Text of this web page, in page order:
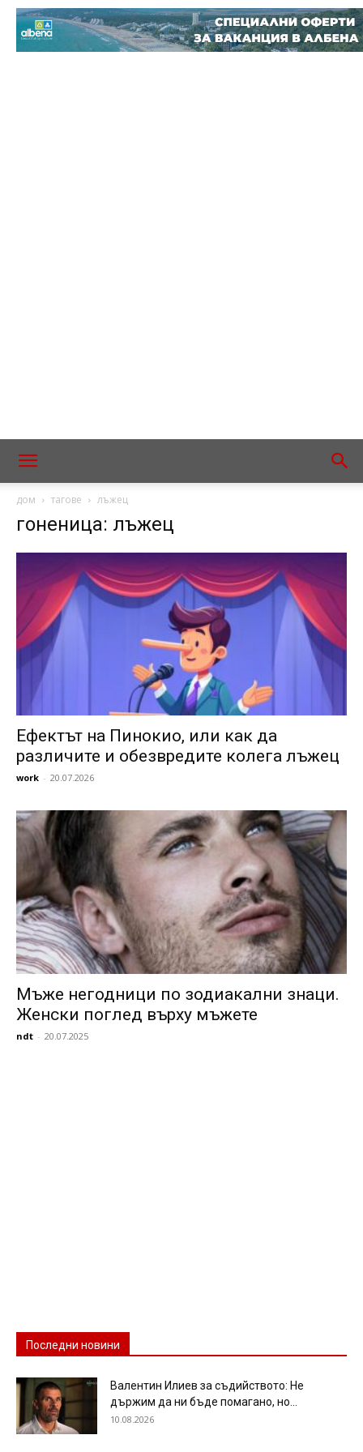
дом тагове лъжец
гоненица: лъжец
Ефектът на Пинокио, или как да
различите и обезвредите колега лъжец
work - 20.07.2026
Мъже негодници по зодиакални знаци.
Женски поглед върху мъжете
ndt - 20.07.2025
Последни новини
Валентин Илиев за съдийството: Не
държим да ни бъде помагано, но...
10.08.2026